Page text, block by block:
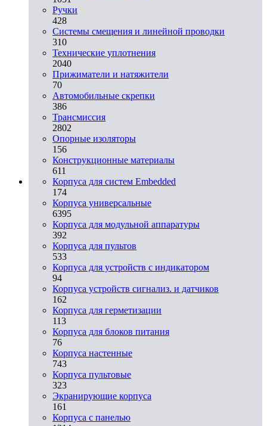
Ручки
428
Системы смещения и линейной проводки
310
Технические уплотнения
2040
Прижиматели и натяжители
70
Автомобильные скрепки
386
Трансмиссия
2802
Опорные изоляторы
156
Конструкционные материалы
611
Корпуса для систем Embedded
174
Корпуса универсальные
6395
Корпуса для модульной аппаратуры
392
Корпуса для пультов
533
Корпуса для устройств с индикатором
94
Корпуса устройств сигнализ. и датчиков
162
Корпуса для герметизации
113
Корпуса для блоков питания
76
Корпуса настенные
743
Корпуса пультовые
323
Экранирующие корпуса
161
Корпуса с панелью